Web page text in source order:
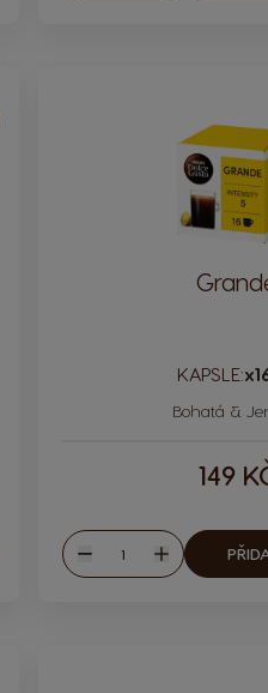
KAPSLE:
Bohatá &
149
Množství
Zvýšit